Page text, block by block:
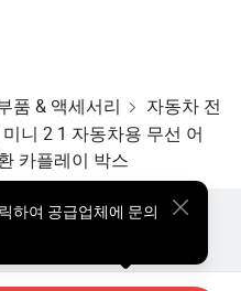
품 & 액세서리
자동차 전
니 2 1 자동차용 무선 어
카플레이 박스
하여 공급업체에 문의
매 핫 제품
스타 바이어
인정보 보호정책 연락하다